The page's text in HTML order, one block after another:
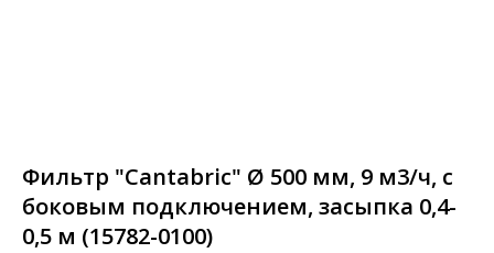
Фильтр "Cantabric" Ø 500 мм, 9 м3/ч, с
боковым подключением, засыпка 0,4-
0,5 м (15782-0100)